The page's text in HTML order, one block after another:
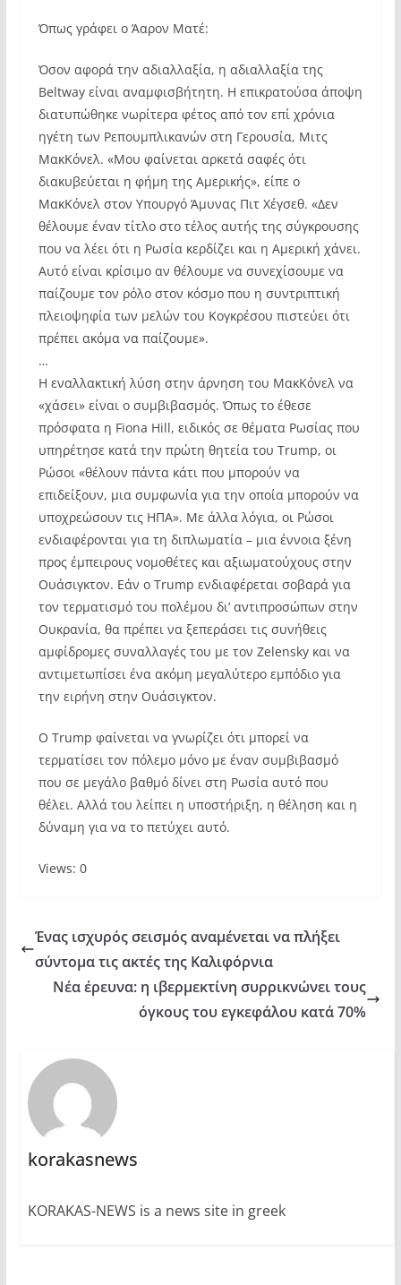
Όπως γράφει ο Άαρον Ματέ:
Όσον αφορά την αδιαλλαξία, η αδιαλλαξία της
Beltway είναι αναμφισβήτητη. Η επικρατούσα άποψη
διατυπώθηκε νωρίτερα φέτος από τον επί χρόνια
ηγέτη των Ρεπουμπλικανών στη Γερουσία, Μιτς
ΜακΚόνελ. «Μου φαίνεται αρκετά σαφές ότι
διακυβεύεται η φήμη της Αμερικής», είπε ο
ΜακΚόνελ στον Υπουργό Άμυνας Πιτ Χέγσεθ. «Δεν
θέλουμε έναν τίτλο στο τέλος αυτής της σύγκρουσης
που να λέει ότι η Ρωσία κερδίζει και η Αμερική χάνει.
Αυτό είναι κρίσιμο αν θέλουμε να συνεχίσουμε να
παίζουμε τον ρόλο στον κόσμο που η συντριπτική
πλειοψηφία των μελών του Κογκρέσου πιστεύει ότι
πρέπει ακόμα να παίζουμε».
…
Η εναλλακτική λύση στην άρνηση του ΜακΚόνελ να
«χάσει» είναι ο συμβιβασμός. Όπως το έθεσε
πρόσφατα η Fiona Hill, ειδικός σε θέματα Ρωσίας που
υπηρέτησε κατά την πρώτη θητεία του Trump, οι
Ρώσοι «θέλουν πάντα κάτι που μπορούν να
επιδείξουν, μια συμφωνία για την οποία μπορούν να
υποχρεώσουν τις ΗΠΑ». Με άλλα λόγια, οι Ρώσοι
ενδιαφέρονται για τη διπλωματία – μια έννοια ξένη
προς έμπειρους νομοθέτες και αξιωματούχους στην
Ουάσιγκτον. Εάν ο Trump ενδιαφέρεται σοβαρά για
τον τερματισμό του πολέμου δι’ αντιπροσώπων στην
Ουκρανία, θα πρέπει να ξεπεράσει τις συνήθεις
αμφίδρομες συναλλαγές του με τον Zelensky και να
αντιμετωπίσει ένα ακόμη μεγαλύτερο εμπόδιο για
την ειρήνη στην Ουάσιγκτον.
Ο Trump φαίνεται να γνωρίζει ότι μπορεί να
τερματίσει τον πόλεμο μόνο με έναν συμβιβασμό
που σε μεγάλο βαθμό δίνει στη Ρωσία αυτό που
θέλει. Αλλά του λείπει η υποστήριξη, η θέληση και η
δύναμη για να το πετύχει αυτό.
Views: 0
Ένας ισχυρός σεισμός αναμένεται να πλήξει
σύντομα τις ακτές της Καλιφόρνια
Νέα έρευνα: η ιβερμεκτίνη συρρικνώνει τους
όγκους του εγκεφάλου κατά 70%
korakasnews
KORAKAS-NEWS is a news site in greek